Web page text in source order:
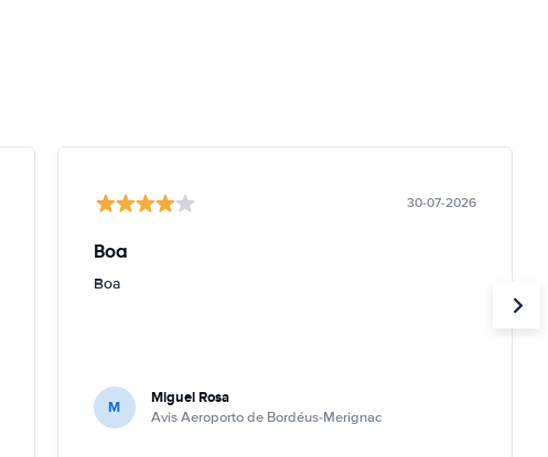
30-07-2026
Boa
Boa
M Miguel Rosa
Avis Aeroporto de Bordéus-Merignac